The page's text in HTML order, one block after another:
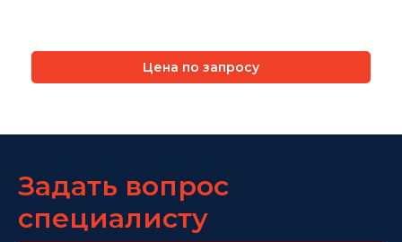
Цена по запросу
Задать вопрос
специалисту